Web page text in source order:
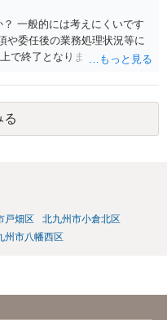
一般的には考えにくいです
や委任後の業務処理状況等に
で終了となりますが、参考に
る
戸畑区
北九州市小倉北区
州市八幡西区